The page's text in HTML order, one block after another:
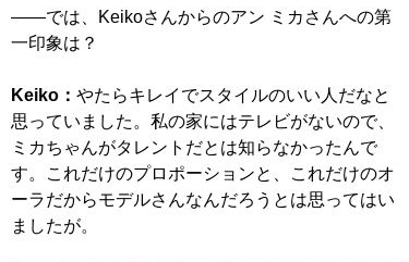
――では、Keikoさんからのアン ミカさんへの第
一印象は？
Keiko： やたらキレイでスタイルのいい人だなと
思っていました。私の家にはテレビがないので、
ミカちゃんがタレントだとは知らなかったんで
す。これだけのプロポーションと、これだけのオ
ーラだからモデルさんなんだろうとは思ってはい
ましたが。